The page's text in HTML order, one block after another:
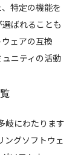
特定の機能を
ばれることも
ェアの互換
ニティの活動
岐にわたります
ングソフトウェ